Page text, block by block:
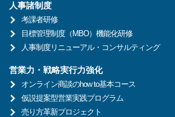
人事諸制度
考課者研修
目標管理制度（MBO）機能化研修
人事制度リニューアル・コンサルティング
営業力・戦略実行力強化
オンライン商談のhow to基本コース
仮説提案型営業実践プログラム
売り方革新プロジェクト